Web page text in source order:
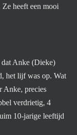
heeft een mooi
Anke (Dieke)
het lijf was op. Wat
Anke, precies
verdrietig, 4
10-jarige leeftijd